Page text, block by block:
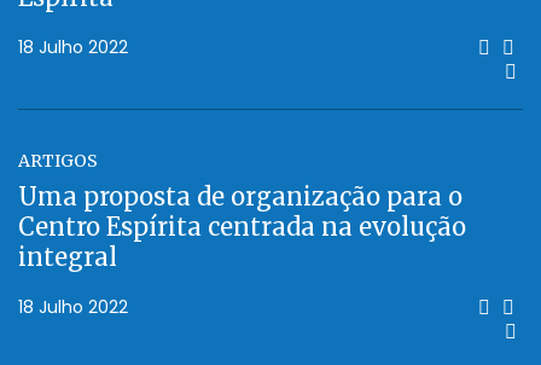
18 Julho 2022
ARTIGOS
Uma proposta de organização para o
Centro Espírita centrada na evolução
integral
18 Julho 2022